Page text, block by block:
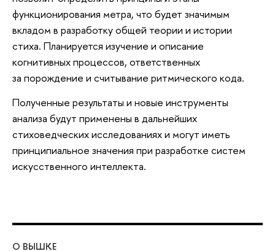
функционирования метра, что будет значимым
вкладом в разработку общей теории и истории
стиха. Планируется изучение и описание
когнитивных процессов, ответственных
за порождение и считывание ритмического кода.
Полученные результаты и новые инструменты
анализа будут применены в дальнейших
стиховедческих исследованиях и могут иметь
принципиальное значения при разработке систем
искусственного интеллекта.
О ВЫШКЕ